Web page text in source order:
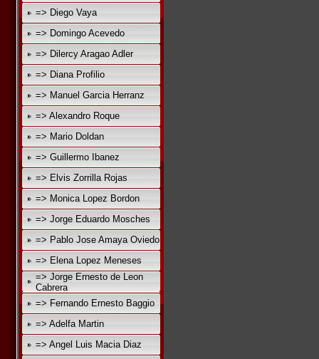
=> Diego Vaya
=> Domingo Acevedo
=> Dilercy Aragao Adler
=> Diana Profilio
=> Manuel Garcia Herranz
=> Alexandro Roque
=> Mario Doldan
=> Guillermo Ibanez
=> Elvis Zorrilla Rojas
=> Monica Lopez Bordon
=> Jorge Eduardo Mosches
=> Pablo Jose Amaya Oviedo
=> Elena Lopez Meneses
=> Jorge Ernesto de Leon
Cabrera
=> Fernando Ernesto Baggio
=> Adelfa Martin
=> Angel Luis Macia Diaz